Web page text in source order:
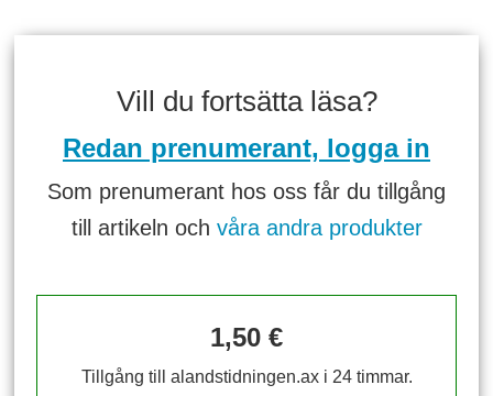
Vill du fortsätta läsa?
Redan prenumerant, logga in
Som prenumerant hos oss får du tillgång
till artikeln och våra andra produkter
1,50 €
Tillgång till alandstidningen.ax i 24 timmar.